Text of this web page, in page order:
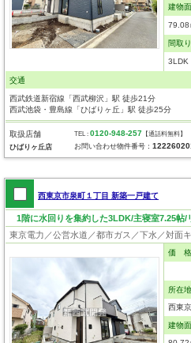
建物
79.08
間取り
3LDK
交通
西武鉄道新宿線「西武柳沢」駅 徒歩21分
西武池袋・豊島線「ひばりヶ丘」駅 徒歩25分
取扱店舗
ひばりヶ丘店
TEL :0120-948-257 【通話料無料】
お問い合わせ物件番号：
西東京市泉町１丁目 新築一戸建て
1階に水回りを集約した3LDK/主寝室7.25帖
価 格
所在地
西東
建物